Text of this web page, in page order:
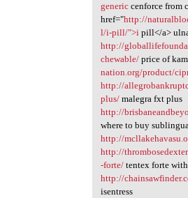
genericcenforce from
href="http://
l/i-pill/">i pill</a>
http://
chewable/price of
nation.org/product/
http://
plus/malegra fxt plus
http://
where to buy
http://
http://
-forte/tentex forte
http://
isentress